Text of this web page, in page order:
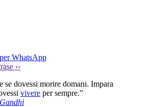
WhatsApp
››
se dovessi morire domani. Impara
vivere per sempre.”